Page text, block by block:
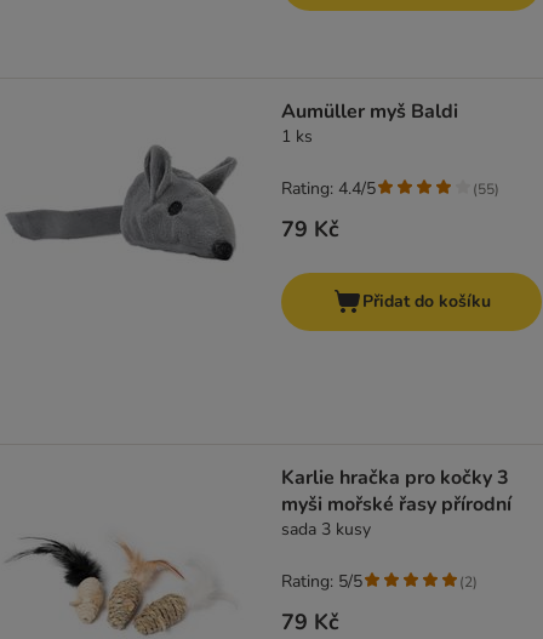
Aumüller myš Baldi
1 ks
79 Kč
Rating: 4.4/5 (55)
Přidat do košíku
Karlie hračka pro kočky 3
myši mořské řasy přírodní
sada 3 kusy
79 Kč
Rating: 5/5 (2)